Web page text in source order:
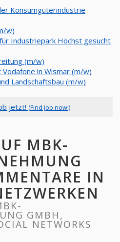
Konsumgüterindustrie
w)
Industriepark Höchst gesucht
(m/w)
in Wismar (m/w)
Landschaftsbau (m/w)
jetzt! (Find job now!)
MBK-
IN
GMBH,
NETWORKS